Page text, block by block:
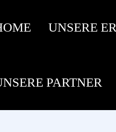
UNSERE
PARTNER